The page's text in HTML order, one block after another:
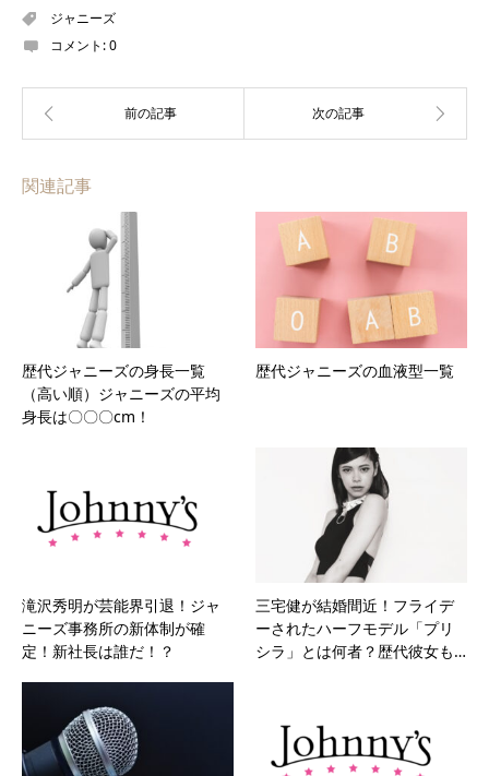
ジャニーズ
コメント:0
関連記事
歴代ジャニーズの身長一覧
（高い順）ジャニーズの平均
身長は〇〇〇cm！
歴代ジャニーズの血液型一覧
滝沢秀明が芸能界引退！ジャ
ニーズ事務所の新体制が確
定！新社長は誰だ！？
三宅健が結婚間近！フライデ
ーされたハーフモデル「プリ
シラ」とは何者？歴代彼女も…